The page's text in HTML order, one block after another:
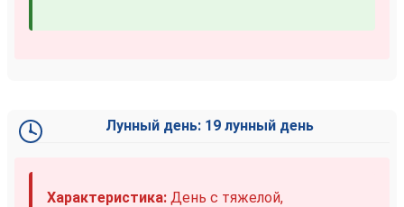
Лунный день: 19 лунный день
Характеристика: День с тяжелой,